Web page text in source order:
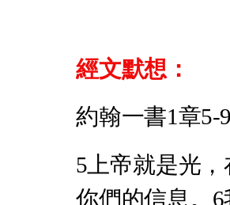
經文默想：
約翰一書1章5-
5上帝就是光
你們的信息。